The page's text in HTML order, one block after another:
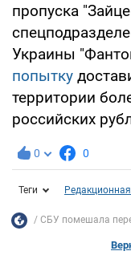
пропуска
Украины
попытку
территории
российских
0 0
Теги
СБУ помешала